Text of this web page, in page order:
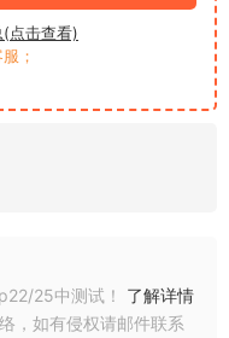
点击查看)
；
25中测试！ 了解详情
，如有侵权请邮件联系